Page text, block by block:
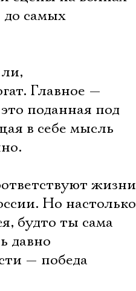
до самых
Главное —
поданная под
в себе мысль
жизни
Но настолько
будто ты сама
давно
— победа